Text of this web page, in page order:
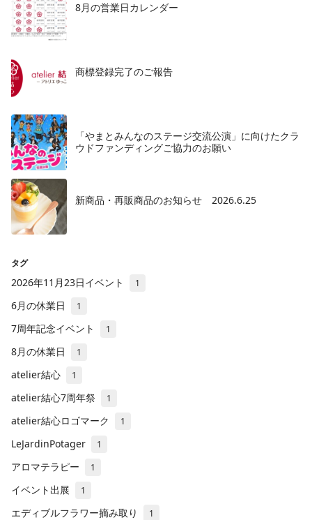
8月の営業日カレンダー
商標登録完了のご報告
「やまとみんなのステージ交流公演」に向けたクラ
ウドファンディングご協力のお願い
新商品・再販商品のお知らせ 2026.6.25
タグ
2026年11月23日イベント 1
6月の休業日 1
7周年記念イベント 1
8月の休業日 1
atelier結心 1
atelier結心7周年祭 1
atelier結心ロゴマーク 1
LeJardinPotager 1
アロマテラピー 1
イベント出展 1
エディブルフラワー摘み取り 1